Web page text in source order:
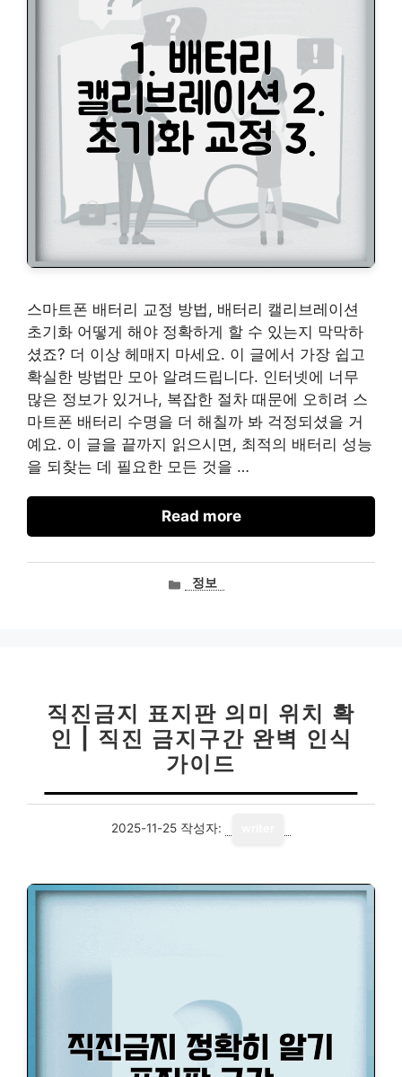
스마트폰 배터리 교정 방법, 배터리 캘리브레이션
초기화 어떻게 해야 정확하게 할 수 있는지 막막하
셨죠? 더 이상 헤매지 마세요. 이 글에서 가장 쉽고
확실한 방법만 모아 알려드립니다. 인터넷에 너무
많은 정보가 있거나, 복잡한 절차 때문에 오히려 스
마트폰 배터리 수명을 더 해칠까 봐 걱정되셨을 거
예요. 이 글을 끝까지 읽으시면, 최적의 배터리 성능
을 되찾는 데 필요한 모든 것을 …
Read more
카정보
직진금지 표지판 의미 위치 확
인 | 직진 금지구간 완벽 인식
가이드
2025-11-25 작성자: